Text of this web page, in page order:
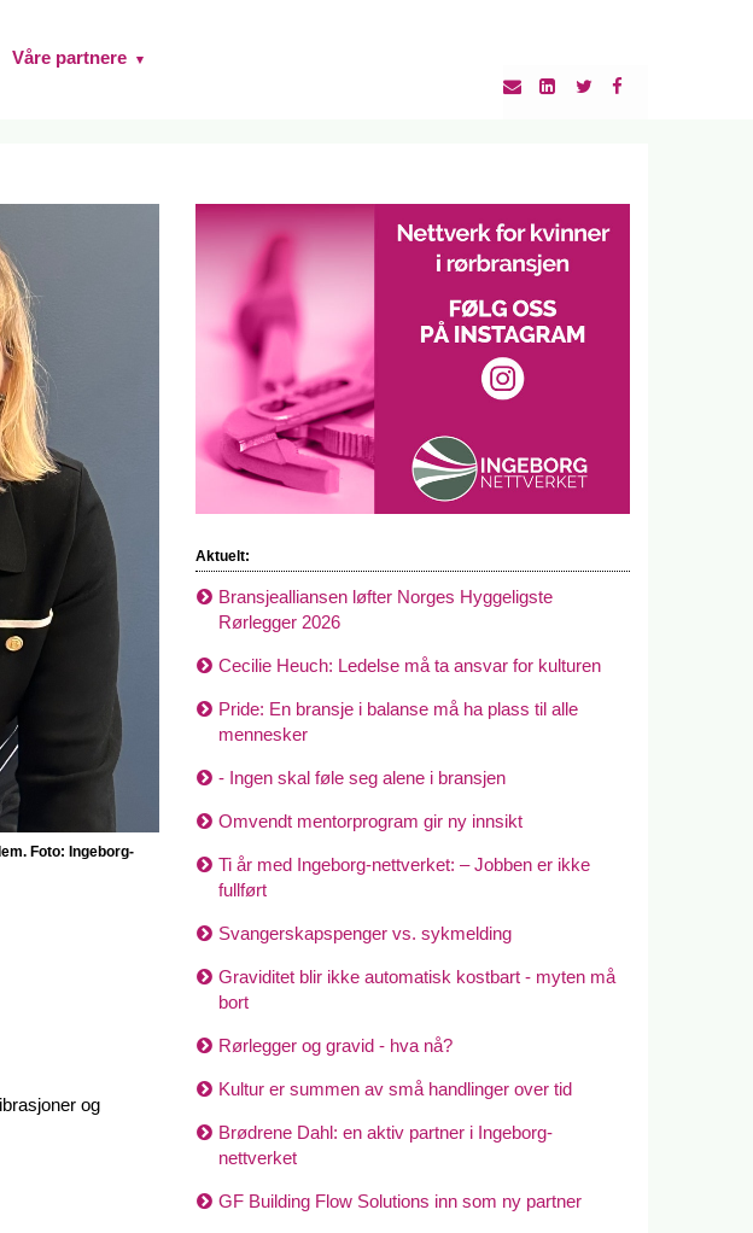
Våre partnere ▾
Foto: Ingeborg-
og
Aktuelt:
Bransjealliansen løfter Norges Hyggeligste
Rørlegger 2026
Cecilie Heuch: Ledelse må ta ansvar for kulturen
Pride: En bransje i balanse må ha plass til alle
mennesker
- Ingen skal føle seg alene i bransjen
Omvendt mentorprogram gir ny innsikt
Ti år med Ingeborg-nettverket: – Jobben er ikke
fullført
Svangerskapspenger vs. sykmelding
Graviditet blir ikke automatisk kostbart - myten må
bort
Rørlegger og gravid - hva nå?
Kultur er summen av små handlinger over tid
Brødrene Dahl: en aktiv partner i Ingeborg-
nettverket
GF Building Flow Solutions inn som ny partner